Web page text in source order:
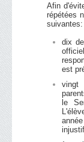
Afin
répétées
suivantes:
dix
est
vingt
le